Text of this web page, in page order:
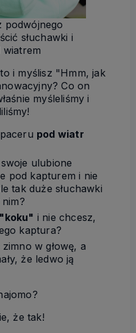
podwójnego
słuchawki i
i myślisz "Hmm, jak
Co on
myśleliśmy i
pod wiatr
swoje ulubione
pod kapturem i nie
tak duże słuchawki
nim?
i nie chcesz,
kaptura?
w głowę, a
że ledwo ją
że tak!